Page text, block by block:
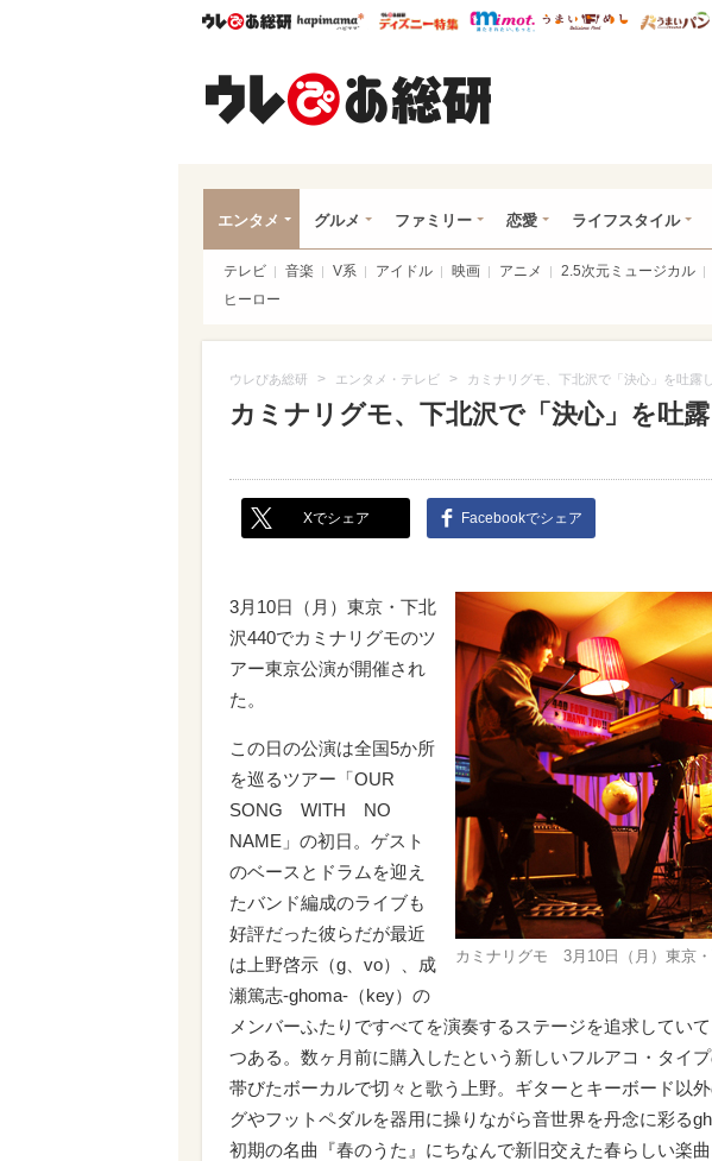
ウレぴあ総研ハピママ* ウレぴあ総研 ディズニー特集
mimot. うまいめし
エンタメ グルメ ファミリー 恋愛 ライフスタイル
テレビ 音楽 V系 アイドル 映画 アニメ 2.5次元ミュージカル
ヒーロー
ウレぴあ総研 > エンタメ・テレビ > カミナリグモ、下北沢で「決心」を吐露
カミナリグモ、下北沢で「決心」を吐
Xでシェア Facebookでシェア
カミナリグモ 3月10日（月）東京
3月10日（月）東京・下北
沢440でカミナリグモのツ
アー東京公演が開催され
た。
この日の公演は全国5か所
を巡るツアー「OUR
SONG WITH NO
NAME」の初日。ゲスト
のベースとドラムを迎え
たバンド編成のライブも
好評だった彼らだが最近
は上野啓示（g、vo）、成
瀬篤志-ghoma-（key）の
メンバーふたりですべてを演奏するステージを追求してい
つある。数ヶ月前に購入したという新しいフルアコ・タイ
帯びたボーカルで切々と歌う上野。ギターとキーボード以
グやフットペダルを器用に操りながら音世界を丹念に彩る
初期の名曲『春のうた』にちなんで新旧交えた春らしい楽